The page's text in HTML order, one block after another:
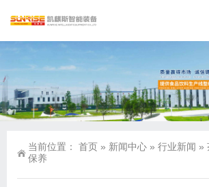
当前位置： 首页 » 新闻中心 » 行业新闻 »
保养